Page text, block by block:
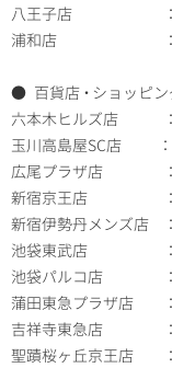
八王子店 ：
浦和店 ：
● 百貨店・ ショッピ
六本木ヒルズ店 ：
玉川高島屋SC店 ：
広尾プラザ店 ：
新宿京王店 ：
新宿伊勢丹メンズ店 ：
池袋東武店 ：
池袋パルコ店 ：
蒲田東急プラザ店 ：
吉祥寺東急店 ：
聖蹟桜ヶ丘京王店 ：